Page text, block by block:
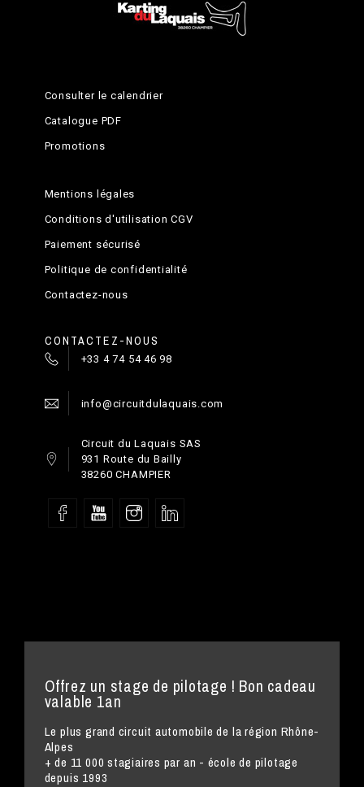
Consulter le calendrier
Catalogue PDF
Promotions
Mentions légales
Conditions d'utilisation CGV
Paiement sécurisé
Politique de confidentialité
Contactez-nous
CONTACTEZ-NOUS
+33 4 74 54 46 98
info@circuitdulaquais.com
Circuit du Laquais SAS
931 Route du Bailly
38260 CHAMPIER
Offrez un stage de pilotage ! Bon cadeau
valable 1an
Le plus grand circuit automobile de la région Rhône-
Alpes
+ de 11 000 stagiaires par an - école de pilotage
depuis 1993